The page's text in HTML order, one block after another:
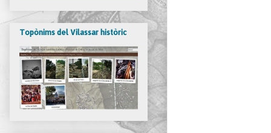
Topònims del Vilassar històric